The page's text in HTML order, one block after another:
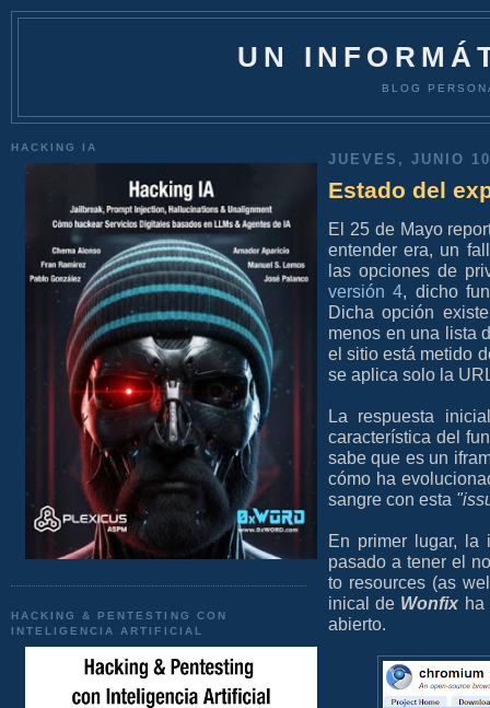
UN
BLOG
HACKING IA
HACKING & PENTESTING CON
INTELIGENCIA ARTIFICIAL
JUEVES, JUNIO
Estado del
El 25 de Mayo
entender era, un
las opciones de
versión 4, dicho
Dicha opción
menos en una lista
el sitio está metido
se aplica solo la
La respuesta
característica del
sabe que es un
cómo ha
sangre con esta
En primer lugar, la
pasado a tener el
to resources (as
inical de Wonfix ha
abierto.